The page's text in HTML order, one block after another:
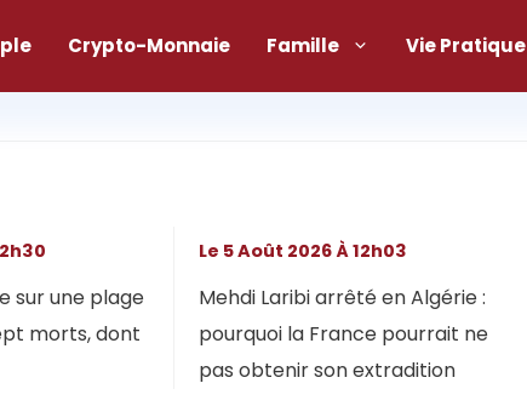
Crypto-Monnaie Famille Vie Pratique
sur une plage
morts, dont
Mehdi Laribi arrêté en Algérie :
pourquoi la France pourrait ne
pas obtenir son extradition
Le 5 Août 2026 À 12h03